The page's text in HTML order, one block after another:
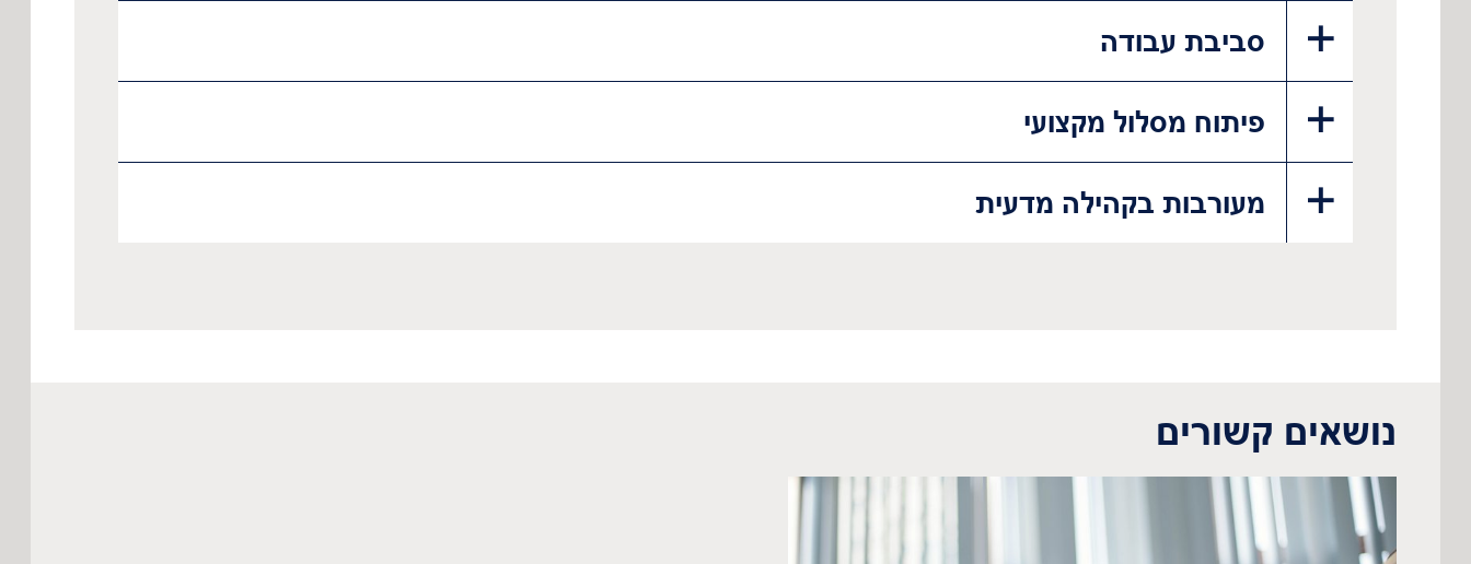
סביבת עבודה
פיתוח מסלול מקצועי
מעורבות בקהילה מדעית
נושאים קשורים